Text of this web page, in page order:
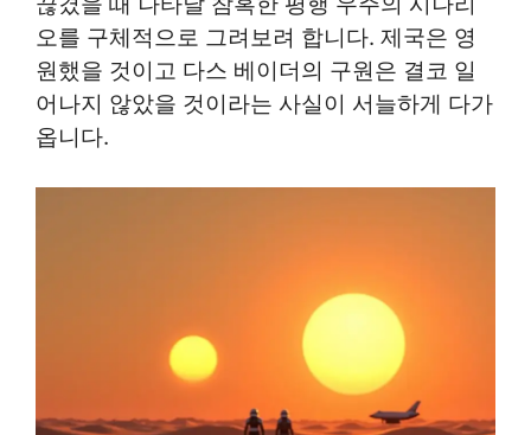
오를 구체적으로 그려보려 합니다. 제국은 영
원했을 것이고 다스 베이더의 구원은 결코 일
어나지 않았을 것이라는 사실이 서늘하게 다가
옵니다.